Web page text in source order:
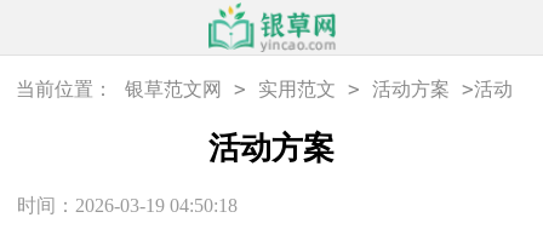
当前位置： 银草范文网 > 实用范文 > 活动方案 >活动
活动方案
时间：2026-03-19 04:50:18